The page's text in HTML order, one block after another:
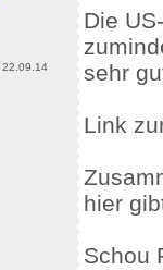
22.09.14
Die
sehr
Link
hier
Schou